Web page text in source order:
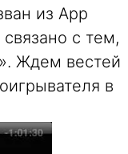
из App
с тем,
Ждем вестей
в